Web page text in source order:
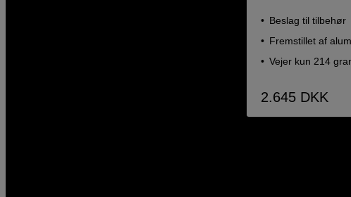
Beslag til tilbehør
Fremstillet af
Vejer kun 214
2.645 DKK